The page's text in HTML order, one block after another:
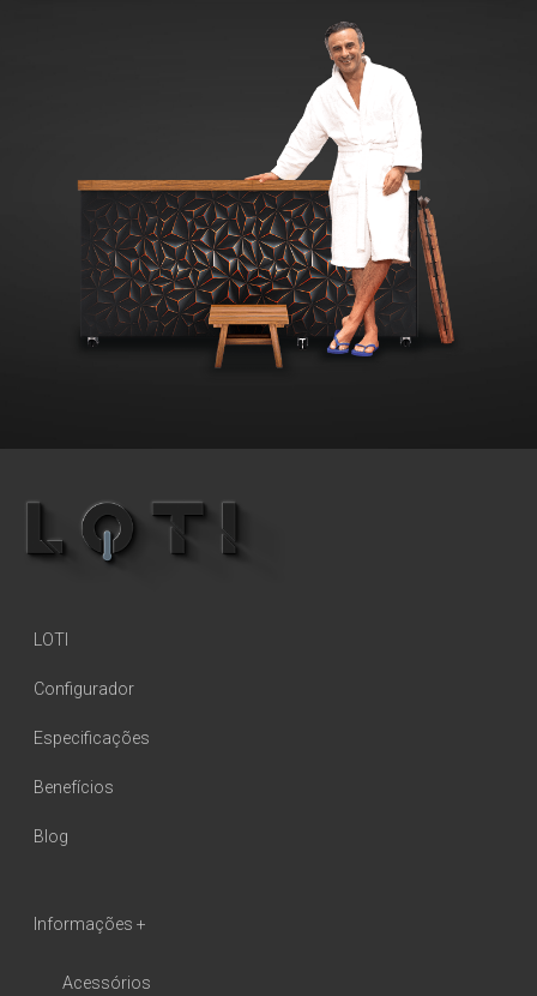
LOTI
Configurador
Especificações
Benefícios
Blog
Informações +
Acessórios